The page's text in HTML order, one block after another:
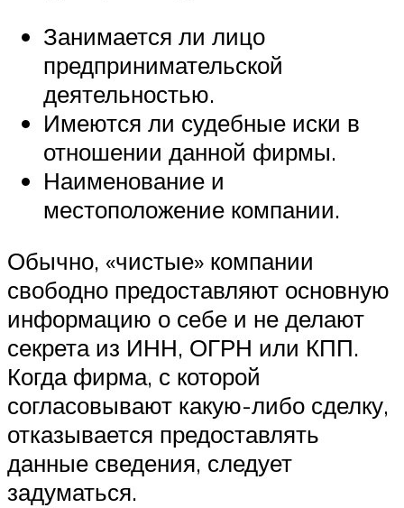
Занимается ли лицо
предпринимательской
деятельностью.
Имеются ли судебные иски в
отношении данной фирмы.
Наименование и
местоположение компании.
Обычно, «чистые» компании
свободно предоставляют основную
информацию о себе и не делают
секрета из ИНН, ОГРН или КПП.
Когда фирма, с которой
согласовывают какую-либо сделку,
отказывается предоставлять
данные сведения, следует
задуматься.